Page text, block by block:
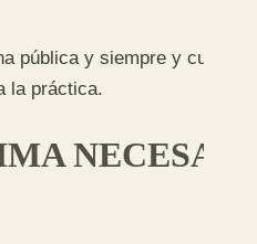
pública y siempre y
la práctica.